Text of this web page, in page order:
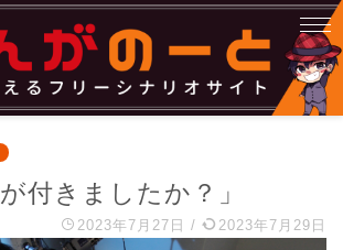
付きましたか？」
2023年7月27日 / 2023年7月29日